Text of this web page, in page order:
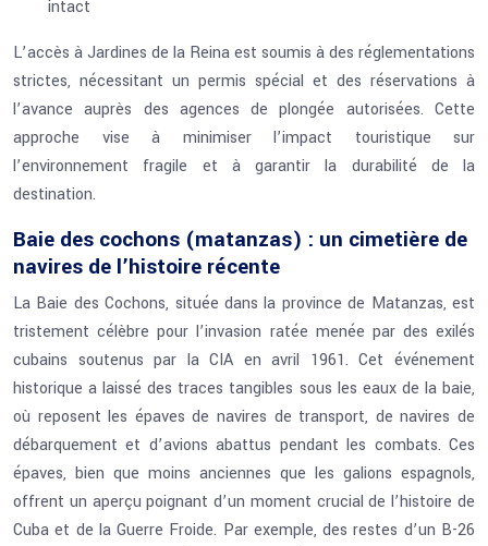
intact
L’accès à Jardines de la Reina est soumis à des réglementations
strictes, nécessitant un permis spécial et des réservations à
l’avance auprès des agences de plongée autorisées. Cette
approche vise à minimiser l’impact touristique sur
l’environnement fragile et à garantir la durabilité de la
destination.
Baie des cochons (matanzas) : un cimetière de
navires de l’histoire récente
La Baie des Cochons, située dans la province de Matanzas, est
tristement célèbre pour l’invasion ratée menée par des exilés
cubains soutenus par la CIA en avril 1961. Cet événement
historique a laissé des traces tangibles sous les eaux de la baie,
où reposent les épaves de navires de transport, de navires de
débarquement et d’avions abattus pendant les combats. Ces
épaves, bien que moins anciennes que les galions espagnols,
offrent un aperçu poignant d’un moment crucial de l’histoire de
Cuba et de la Guerre Froide. Par exemple, des restes d’un B-26